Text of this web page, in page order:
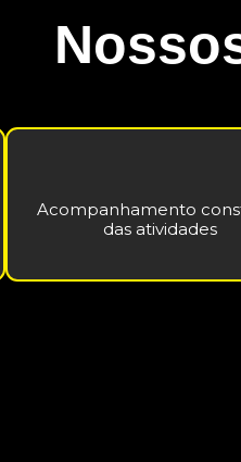
Acompanhamento
das atividades